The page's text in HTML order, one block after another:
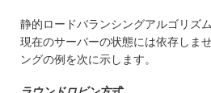
静的ロードバランシングアルゴリズ
現在のサーバーの状態には依存しま
ングの例を次に示します。